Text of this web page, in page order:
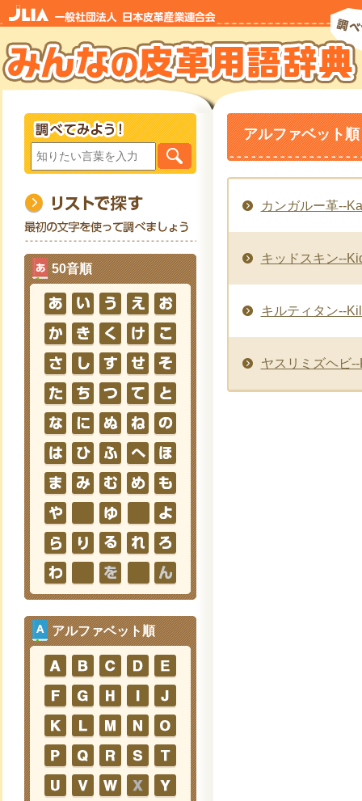
50音順
アルファベット順
アルファベット
カンガルー革--
キッドスキン--
キルティタン--
ヤスリミズヘビ